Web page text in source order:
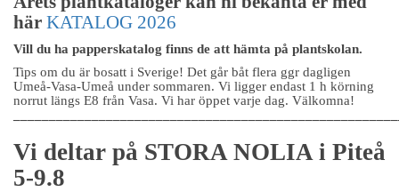
här KATALOG 2026
Vill du ha papperskatalog finns de att hämta på plantskolan.
Tips om du är bosatt i Sverige! Det går båt flera ggr dagligen
Umeå-Vasa-Umeå under sommaren. Vi ligger endast 1 h körning
norrut längs E8 från Vasa. Vi har öppet varje dag. Välkomna!
Vi deltar på STORA NOLIA i Piteå
5-9.8